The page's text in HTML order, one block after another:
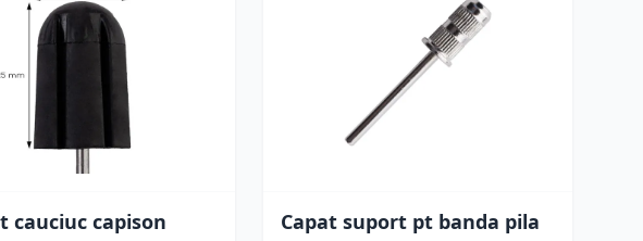
cauciuc capison
Capat suport pt banda pila